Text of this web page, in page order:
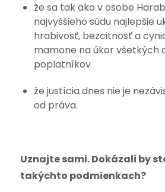
že sa tak ako v osobe
najvyššieho súdu najlepšie
hrabivosť, bezcitnosť a
mamone na úkor všetkých
poplatníkov
že justícia dnes nie je
od práva.
Uznajte sami. Dokázali by
takýchto podmienkach?